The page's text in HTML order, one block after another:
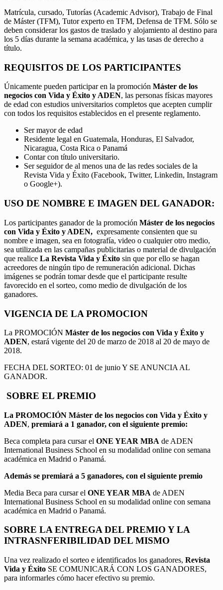
Matrícula, cursado, Tutorías (Academic Advisor), Trabajo de Final
de Máster (TFM), Tutor experto en TFM, Defensa de TFM. Sólo se
deben considerar los gastos de traslado y alojamiento al destino para
los 5 días durante la semana académica, y las tasas de derecho a
título.
REQUISITOS DE LOS PARTICIPANTES
Únicamente pueden participar en la promoción Máster de los
negocios con Vida y Éxito y ADEN, las personas físicas mayores
de edad con estudios universitarios completos que acepten cumplir
con todos los requisitos establecidos en el presente reglamento.
Ser mayor de edad
Residente legal en Guatemala, Honduras, El Salvador,
Nicaragua, Costa Rica o Panamá
Contar con título universitario.
Ser seguidor de al menos una de las redes sociales de la
Revista Vida y Éxito (Facebook, Twitter, Linkedin, Instagram
o Google+).
USO DE NOMBRE E IMAGEN DEL GANADOR:
Los participantes ganador de la promoción Máster de los negocios
con Vida y Éxito y ADEN, expresamente consienten que su
nombre e imagen, sea en fotografía, video o cualquier otro medio,
sea utilizada en las campañas publicitarias o material de divulgación
que realice La Revista Vida y Éxito sin que por ello se hagan
acreedores de ningún tipo de remuneración adicional. Dichas
imágenes se podrán tomar desde que el participante resulte
favorecido en el sorteo, como medio de divulgación de los
ganadores.
VIGENCIA DE LA PROMOCION
La PROMOCIÓN Máster de los negocios con Vida y Éxito y
ADEN, estará vigente del 20 de marzo de 2018 al 20 de mayo de
2018.
FECHA DEL SORTEO: 01 de junio Y SE ANUNCIA AL
GANADOR.
SOBRE EL PREMIO
La PROMOCIÓN Máster de los negocios con Vida y Éxito y
ADEN, premiará a 1 ganador, con el siguiente premio:
Beca completa para cursar el ONE YEAR MBA de ADEN
International Business School en su modalidad online con semana
académica en Madrid o Panamá.
Además se premiará a 5 ganadores, con el siguiente premio
Media Beca para cursar el ONE YEAR MBA de ADEN
International Business School en su modalidad online con semana
académica en Madrid o Panamá.
SOBRE LA ENTREGA DEL PREMIO Y LA
INTRASNFERIBILIDAD DEL MISMO
Una vez realizado el sorteo e identificados los ganadores, Revista
Vida y Éxito SE COMUNICARÁ CON LOS GANADORES,
para informarles cómo hacer efectivo su premio.